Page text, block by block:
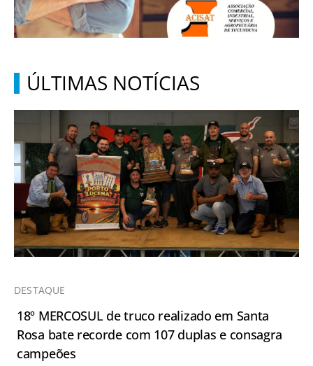
ÚLTIMAS NOTÍCIAS
DESTAQUE
18º MERCOSUL de truco realizado em Santa
Rosa bate recorde com 107 duplas e consagra
campeões